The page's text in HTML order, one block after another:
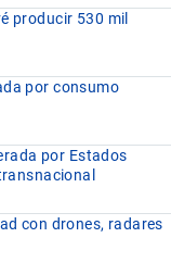
producir 530 mil
por consumo
por Estados
con drones, radares